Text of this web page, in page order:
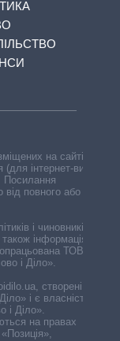
на сайті,
інтернет-видань
Посилання
від повного або
і чиновників,
інформація про
ТОВ «ІА
і Діло».
створені ГО
і є власністю
і Діло».
на правах